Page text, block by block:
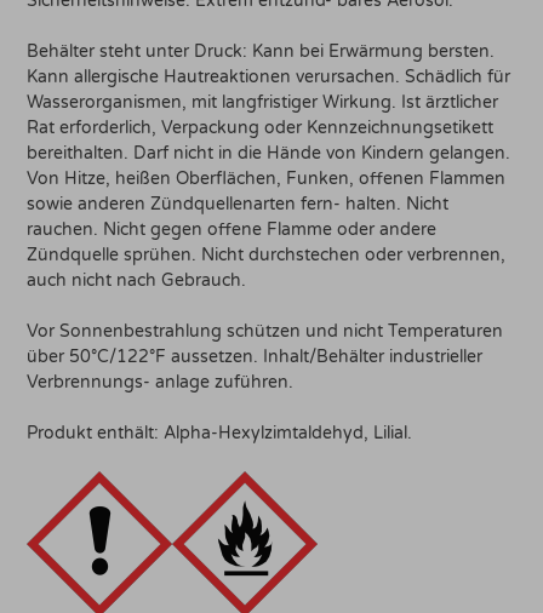
Behälter steht unter Druck: Kann bei Erwärmung bersten.
Kann allergische Hautreaktionen verursachen. Schädlich für
Wasserorganismen, mit langfristiger Wirkung. Ist ärztlicher
Rat erforderlich, Verpackung oder Kennzeichnungsetikett
bereithalten. Darf nicht in die Hände von Kindern gelangen.
Von Hitze, heißen Oberflächen, Funken, offenen Flammen
sowie anderen Zündquellenarten fern- halten. Nicht
rauchen. Nicht gegen offene Flamme oder andere
Zündquelle sprühen. Nicht durchstechen oder verbrennen,
auch nicht nach Gebrauch.
Vor Sonnenbestrahlung schützen und nicht Temperaturen
über 50°C/122°F aussetzen. Inhalt/Behälter industrieller
Verbrennungs- anlage zuführen.
Produkt enthält: Alpha-Hexylzimtaldehyd, Lilial.